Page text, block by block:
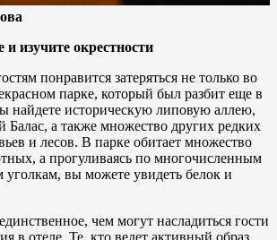
изучите окрестности
понравится затеряться не только во
парке, который был разбит еще в
найдете историческую липовую аллею,
Балас, а также множество других редких
и лесов. В парке обитает множество
а прогуливаясь по многочисленным
вы можете увидеть белок и
чем могут насладиться гости